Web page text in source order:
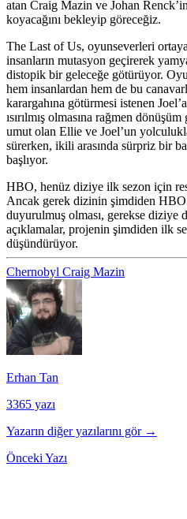
atan Craig Mazin ve Johan
koyacağını bekleyip göreceğiz.
The Last of Us, oyunseverleri ortaya
insanların mutasyon geçirerek
distopik bir geleceğe götürüyor.
hem insanlardan hem de bu
karargahına götürmesi istenen
ısırılmış olmasına rağmen
umut olan Ellie ve Joel’un
sürerken, ikili arasında sürpriz bir
başlıyor.
HBO, henüz diziye ilk sezon için
Ancak gerek dizinin şimdiden
duyurulmuş olması, gerekse diziye
açıklamalar, projenin şimdiden ilk
düşündürüyor.
Chernobyl Craig Mazin
Erhan Tan
3365 yazı
Yazarın diğer yazılarını gör →
Önceki Yazı